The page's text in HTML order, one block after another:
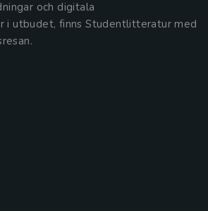
och digitala
i utbudet, finns Studentlitteratur med